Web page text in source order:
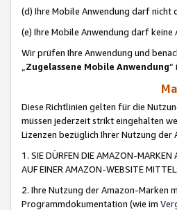
(d) Ihre Mobile Anwendung darf nicht
(e) Ihre Mobile Anwendung darf
Wir prüfen Ihre Anwendung und
„Zugelassene Mobile Anwendung“
Diese Richtlinien gelten für die
müssen jederzeit strikt eingehalten
Lizenzen bezüglich Ihrer Nutzung der
1. SIE DÜRFEN DIE AMAZON-
AUF EINER AMAZON-WEBSITE
2. Ihre Nutzung der Amazon-Marken
Programmdokumentation (wie im